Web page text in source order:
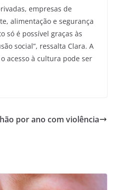
empresas de
alimentação e segurança
só é possível graças às
social”, ressalta Clara. A
acesso à cultura pode ser
por ano com violência